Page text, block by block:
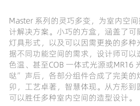
Master 系列的灵巧多变，为室内空
计解决方案。小巧的方盒，涵盖了可
灯具形式，以及可以因需更换的多种
据不同功能空间的需求，设计师可以
色温、甚至COB 一体式光源或MR16
哒”声后，各部分组件合成了完美的
卯，工艺卓著，智慧体现。从方形到
可以胜任多种室内空间的造型设计。